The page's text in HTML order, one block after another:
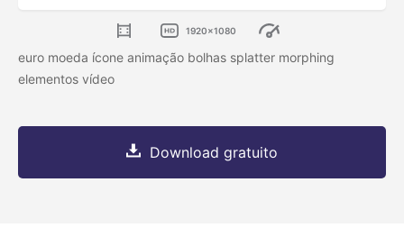
1920x1080
euro moeda ícone animação bolhas splatter morphing
elementos vídeo
Download gratuito